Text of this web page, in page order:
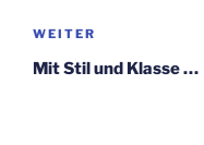
Nächster
Beitrag
WEITER
Mit Stil und Klasse …